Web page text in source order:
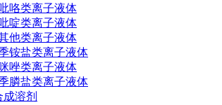
咯类离子液体
啶类离子液体
他类离子液体
铵盐类离子液体
唑类离子液体
膦盐类离子液体
溶剂